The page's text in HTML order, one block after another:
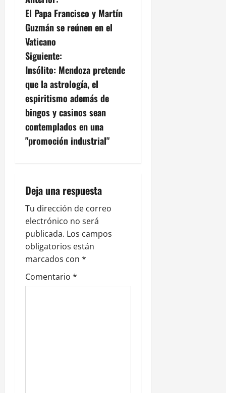
a
v
e
g
a
c
n
d
e
e
n
El Papa Francisco y Martín
Guzmán se reúnen en el
Vaticano
Siguiente:
Insólito: Mendoza pretende
que la astrología, el
espiritismo además de
bingos y casinos sean
contemplados en una
"promoción industrial"
Deja una respuesta
Tu dirección de correo
electrónico no será
publicada. Los campos
obligatorios están
marcados con *
Comentario *